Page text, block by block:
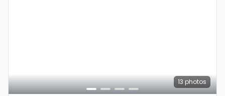
13 photos